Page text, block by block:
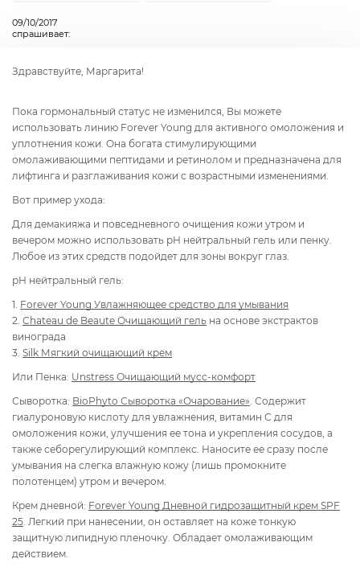
09/10/2017
спрашивает:
Здравствуйте, Маргарита!
Пока гормональный статус не изменился, Вы можете
использовать линию Forever Young для активного омоложения и
уплотнения кожи. Она богата стимулирующими
омолаживающими пептидами и ретинолом и предназначена для
лифтинга и разглаживания кожи с возрастными изменениями.
Вот пример ухода:
Для демакияжа и повседневного очищения кожи утром и
вечером можно использовать рН нейтральный гель или пенку.
Любое из этих средств подойдет для зоны вокруг глаз.
рН нейтральный гель:
1. Forever Young Увлажняющее средство для умывания
2. Chateau de Beaute Очищающий гель на основе экстрактов
винограда
3. Silk Мягкий очищающий крем
Или Пенка: Unstress Очищающий мусс-комфорт
Сыворотка: BioPhyto Сыворотка «Очарование» . Содержит
гиалуроновую кислоту для увлажнения, витамин С для
омоложения кожи, улучшения ее тона и укрепления сосудов, а
также себорегулирующий комплекс. Наносите ее сразу после
умывания на слегка влажную кожу (лишь промокните
полотенцем) утром и вечером.
Крем дневной: Forever Young Дневной гидрозащитный крем SPF
25 . Легкий при нанесении, он оставляет на коже тонкую
защитную липидную пленочку. Обладает омолаживающим
действием.